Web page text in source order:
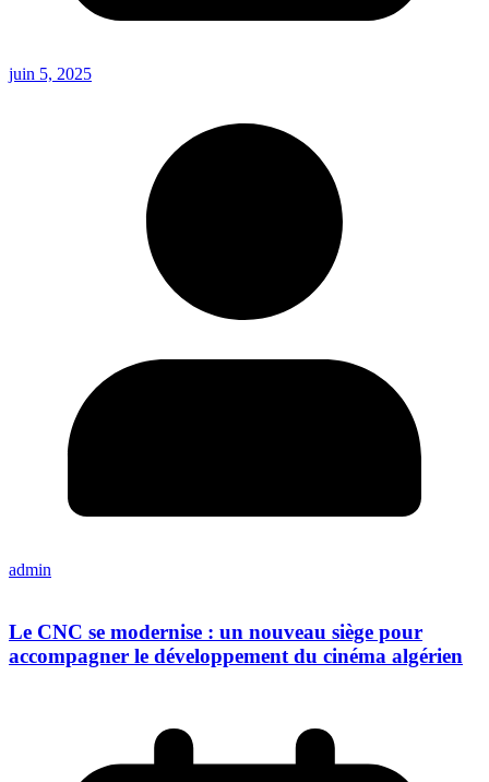
juin 5, 2025
admin
Le CNC se modernise : un nouveau siège pour
accompagner le développement du cinéma algérien